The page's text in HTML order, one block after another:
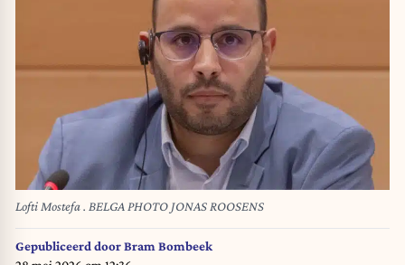
Lofti Mostefa . BELGA PHOTO JONAS ROOSENS
Gepubliceerd doorBram Bombeek